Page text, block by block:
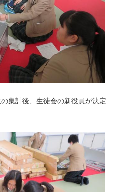
集計後、生徒会の新役員が決定